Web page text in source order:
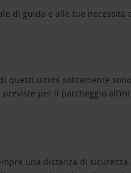
di guida e alle tue
ultimi solitamente
per il parcheggio
una distanza di